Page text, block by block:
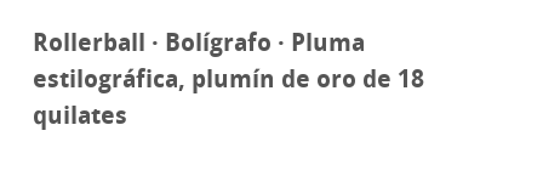
Rollerball · Bolígrafo · Pluma
estilográfica, plumín de oro de 18
quilates